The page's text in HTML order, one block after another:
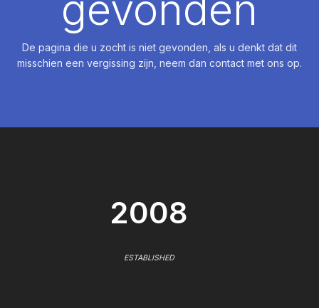
De pagina die u zocht is niet gevonden, als u denkt dat dit
misschien een vergissing zijn, neem dan contact met ons op.
2008
ESTABLISHED